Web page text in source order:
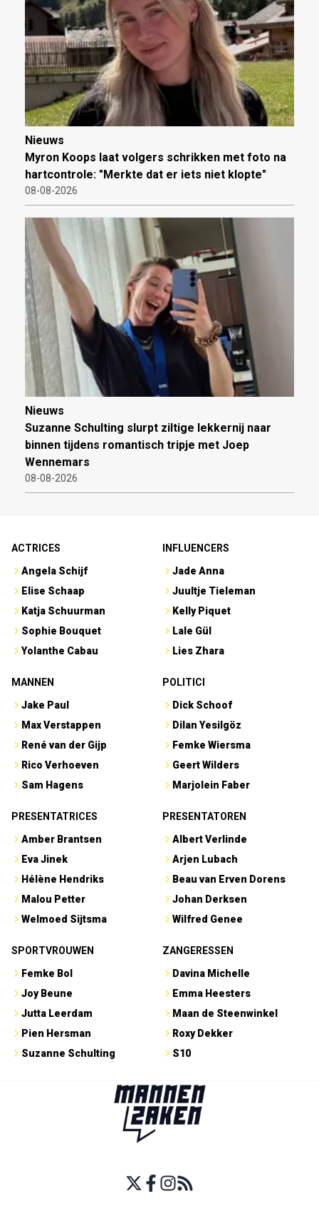
Nieuws
Myron Koops laat volgers schrikken met foto na
hartcontrole: "Merkte dat er iets niet klopte"
08-08-2026
Nieuws
Suzanne Schulting slurpt ziltige lekkernij naar
binnen tijdens romantisch tripje met Joep
Wennemars
08-08-2026
ACTRICES
Angela Schijf
Elise Schaap
Katja Schuurman
Sophie Bouquet
Yolanthe Cabau
INFLUENCERS
Jade Anna
Juultje Tieleman
Kelly Piquet
Lale Gül
Lies Zhara
MANNEN
Jake Paul
Max Verstappen
René van der Gijp
Rico Verhoeven
Sam Hagens
POLITICI
Dick Schoof
Dilan Yesilgöz
Femke Wiersma
Geert Wilders
Marjolein Faber
PRESENTATRICES
Amber Brantsen
Eva Jinek
Hélène Hendriks
Malou Petter
Welmoed Sijtsma
PRESENTATOREN
Albert Verlinde
Arjen Lubach
Beau van Erven Dorens
Johan Derksen
Wilfred Genee
SPORTVROUWEN
Femke Bol
Joy Beune
Jutta Leerdam
Pien Hersman
Suzanne Schulting
ZANGERESSEN
Davina Michelle
Emma Heesters
Maan de Steenwinkel
Roxy Dekker
S10